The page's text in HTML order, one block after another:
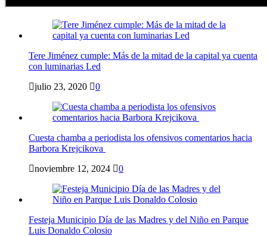
Tere Jiménez cumple: Más de la mitad de la capital ya cuenta
con luminarias Led
julio 23, 2020
0
Cuesta chamba a periodista los ofensivos comentarios hacia
Barbora Krejcikova
noviembre 12, 2024
0
Festeja Municipio Día de las Madres y del Niño en Parque
Luis Donaldo Colosio